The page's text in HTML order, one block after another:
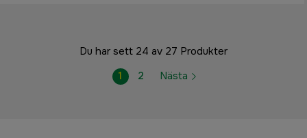
Du har sett 24 av 27 Produkter
1
2 Nästa